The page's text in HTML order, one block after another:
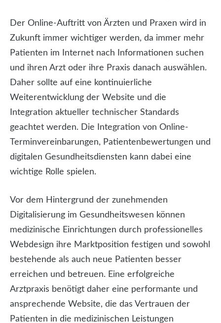
Der Online-Auftritt von Ärzten und Praxen wird in
Zukunft immer wichtiger werden, da immer mehr
Patienten im Internet nach Informationen suchen
und ihren Arzt oder ihre Praxis danach auswählen.
Daher sollte auf eine kontinuierliche
Weiterentwicklung der Website und die
Integration aktueller technischer Standards
geachtet werden. Die Integration von Online-
Terminvereinbarungen, Patientenbewertungen und
digitalen Gesundheitsdiensten kann dabei eine
wichtige Rolle spielen.
Vor dem Hintergrund der zunehmenden
Digitalisierung im Gesundheitswesen können
medizinische Einrichtungen durch professionelles
Webdesign ihre Marktposition festigen und sowohl
bestehende als auch neue Patienten besser
erreichen und betreuen. Eine erfolgreiche
Arztpraxis benötigt daher eine performante und
ansprechende Website, die das Vertrauen der
Patienten in die medizinischen Leistungen